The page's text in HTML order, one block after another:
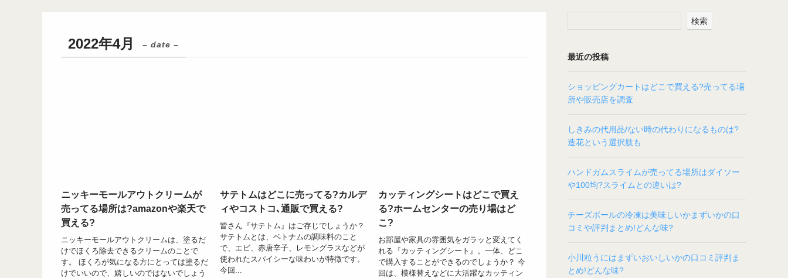
2022年4月 – date –
ニッキーモールアウトクリームが
売ってる場所は?amazonや楽天で
買える?
ニッキーモールアウトクリームは、塗るだ
けでほくろ除去できるクリームのことで
す。 ほくろが気になる方にとっては塗るだ
けでいいので、嬉しいのではないでしょう
サテトムはどこに売ってる?カルデ
ィやコストコ､通販で買える?
皆さん『サテトム』はご存じでしょうか？
サテトムとは、ベトナムの調味料のこと
で、エビ、赤唐辛子、レモングラスなどが
使われたスパイシーな味わいが特徴です。
今回...
カッティングシートはどこで買え
る?ホームセンターの売り場はど
こ?
お部屋や家具の雰囲気をガラッと変えてく
れる『カッティングシート』。一体、どこ
で購入することができるのでしょうか？ 今
回は、模様替えなどに大活躍なカッティン
検索
最近の投稿
ショッピングカートはどこで買える?売ってる場
所や販売店を調査
しきみの代用品/ない時の代わりになるものは?
造花という選択肢も
ハンドガムスライムが売ってる場所はダイソー
や100均?スライムとの違いは?
チーズボールの冷凍は美味しいかまずいかの口
コミや評判まとめ!どんな味?
小川粒うにはまずいおいしいかの口コミ評判ま
とめ!どんな味?